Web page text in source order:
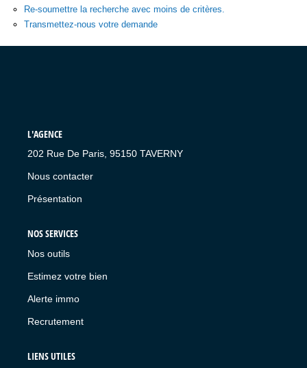
Re-soumettre la recherche avec moins de critères.
Transmettez-nous votre demande
L'AGENCE
202 Rue De Paris, 95150 TAVERNY
Nous contacter
Présentation
NOS SERVICES
Nos outils
Estimez votre bien
Alerte immo
Recrutement
LIENS UTILES